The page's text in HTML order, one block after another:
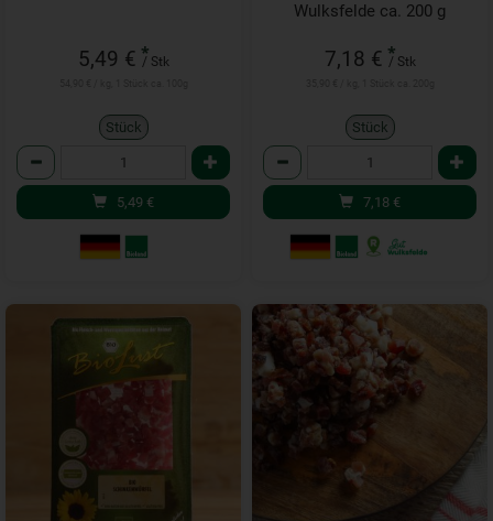
5,49 € *
/ Stk
Stück
Anzahl
5,49 €
Wulksfelde ca. 200 g
7,18 € *
/ Stk
Stück
Anzahl
7,18 €